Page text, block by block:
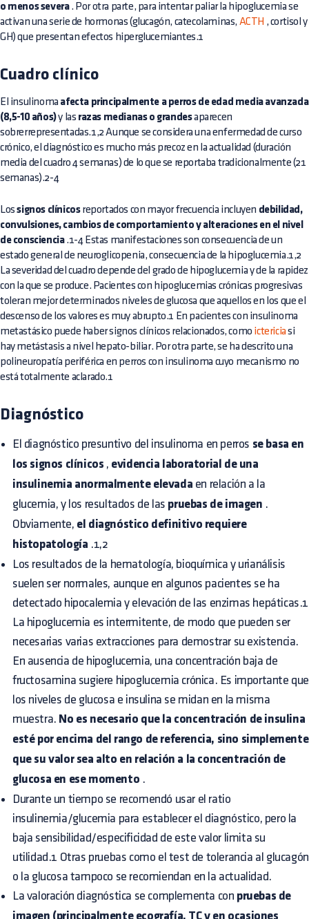
o menos severa. Por otra parte, para intentar paliar la hipoglucemia se
activan una serie de hormonas (glucagón, catecolaminas, ACTH , cortisol y
GH) que presentan efectos hiperglucemiantes.1
Cuadro clínico
El insulinoma afecta principalmente a perros de edad media avanzada
(8,5-10 años)y las razas medianas o grandesaparecen
sobrerrepresentadas.1,2 Aunque se considera una enfermedad de curso
crónico, el diagnóstico es mucho más precoz en la actualidad (duración
media del cuadro 4 semanas) de lo que se reportaba tradicionalmente (21
semanas).2-4
Lossignos clínicosreportados con mayor frecuencia incluyen debilidad,
convulsiones, cambios de comportamiento y alteraciones en el nivel
de consciencia.1-4 Estas manifestaciones son consecuencia de un
estado general de neuroglicopenia, consecuencia de la hipoglucemia.1,2
La severidad del cuadro depende del grado de hipoglucemia y de la rapidez
con la que se produce. Pacientes con hipoglucemias crónicas progresivas
toleran mejor determinados niveles de glucosa que aquellos en los que el
descenso de los valores es muy abrupto.1 En pacientes con insulinoma
metastásico puede haber signos clínicos relacionados, como ictericia si
hay metástasis a nivel hepato-biliar. Por otra parte, se ha descrito una
polineuropatía periférica en perros con insulinoma cuyo mecanismo no
está totalmente aclarado.1
Diagnóstico
El diagnóstico presuntivo del insulinoma en perros se basa en
los signos clínicos , evidencia laboratorial de una
insulinemia anormalmente elevada en relación a la
glucemia, y los resultados de las pruebas de imagen .
Obviamente, el diagnóstico definitivo requiere
histopatología .1,2
Los resultados de la hematología, bioquímica y urianálisis
suelen ser normales, aunque en algunos pacientes se ha
detectado hipocalemia y elevación de las enzimas hepáticas.1
La hipoglucemia es intermitente, de modo que pueden ser
necesarias varias extracciones para demostrar su existencia.
En ausencia de hipoglucemia, una concentración baja de
fructosamina sugiere hipoglucemia crónica. Es importante que
los niveles de glucosa e insulina se midan en la misma
muestra. No es necesario que la concentración de insulina
esté por encima del rango de referencia, sino simplemente
que su valor sea alto en relación a la concentración de
glucosa en ese momento .
Durante un tiempo se recomendó usar el ratio
insulinemia/glucemia para establecer el diagnóstico, pero la
baja sensibilidad/especificidad de este valor limita su
utilidad.1 Otras pruebas como el test de tolerancia al glucagón
o la glucosa tampoco se recomiendan en la actualidad.
La valoración diagnóstica se complementa con pruebas de
imagen (principalmente ecografía, TC y en ocasiones